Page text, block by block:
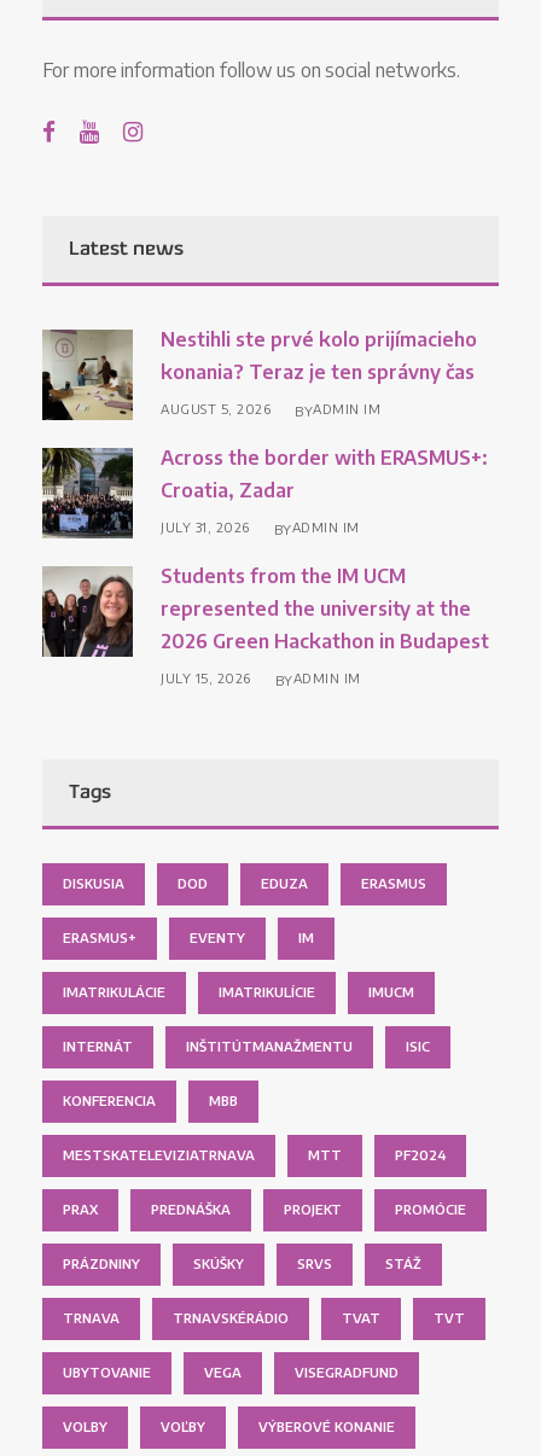
For more information follow us on social networks.
Latest news
Nestihli ste prvé kolo prijímacieho
konania? Teraz je ten správny čas
AUGUST 5, 2026 BYADMIN IM
Across the border with ERASMUS+:
Croatia, Zadar
JULY 31, 2026 BYADMIN IM
Students from the IM UCM
represented the university at the
2026 Green Hackathon in Budapest
JULY 15, 2026 BYADMIN IM
Tags
DISKUSIA DOD EDUZA ERASMUS
ERASMUS+ EVENTY IM
IMATRIKULÁCIE IMATRIKULÍCIE IMUCM
INTERNÁT INŠTITÚTMANAŽMENTU ISIC
KONFERENCIA MBB
MESTSKATELEVIZIATRNAVA MTT PF2024
PRAX PREDNÁŠKA PROJEKT PROMÓCIE
PRÁZDNINY SKÚŠKY SRVS STÁŽ
TRNAVA TRNAVSKÉRÁDIO TVAT TVT
UBYTOVANIE VEGA VISEGRADFUND
VOLBY VOĽBY VÝBEROVÉ KONANIE